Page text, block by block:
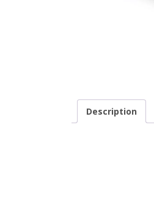
Description